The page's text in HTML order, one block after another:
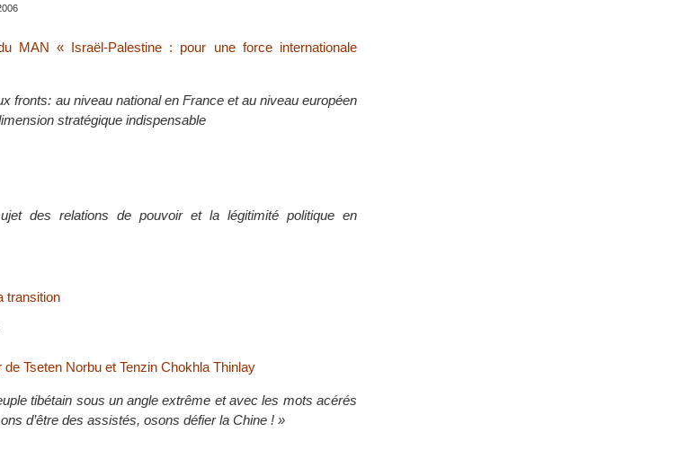
MAN « Israël-Palestine : pour une force internationale
fronts: au niveau national en France et au niveau européen
stratégique indispensable
des relations de pouvoir et la légitimité politique en
transition
Tseten Norbu et Tenzin Chokhla Thinlay
tibétain sous un angle extrême et avec les mots acérés
d’être des assistés, osons défier la Chine ! »